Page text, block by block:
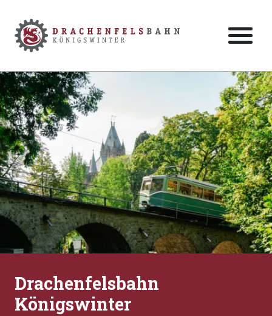
Zur Startseite navigieren
Drachenfelsbahn
Königswinter